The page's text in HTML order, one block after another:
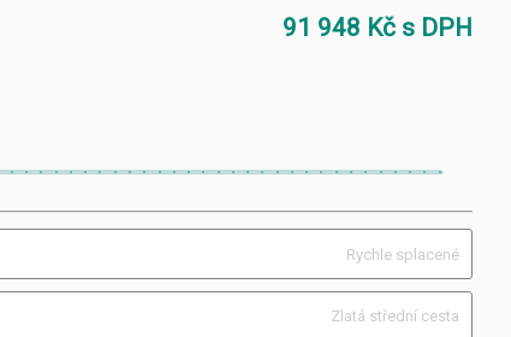
91 948 Kč s DPH
Rychle splacené
Zlatá střední cesta